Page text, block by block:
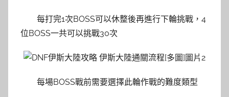
每打完1次BOSS可以休整後再進行下輪挑戰，4
位BOSS一共可以挑戰30次
每場BOSS戰前需要選擇此輪作戰的難度類型